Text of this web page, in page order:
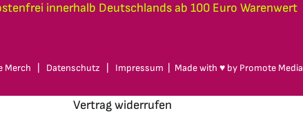
innerhalb Deutschlands ab 100 Euro Warenwert
Merch Datenschutz Impressum | Made with ♥ by Promote Media
Vertrag widerrufen